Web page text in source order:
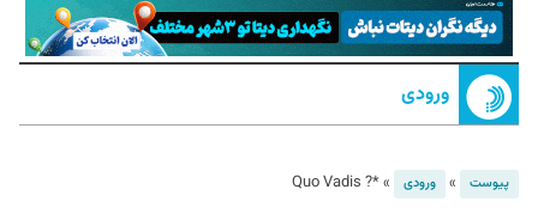
ورودی
پیوست » ورودی »
*? Quo Vadis